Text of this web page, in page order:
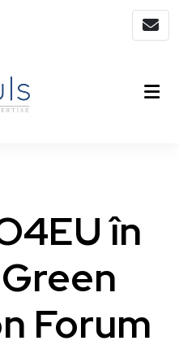
în
Forum